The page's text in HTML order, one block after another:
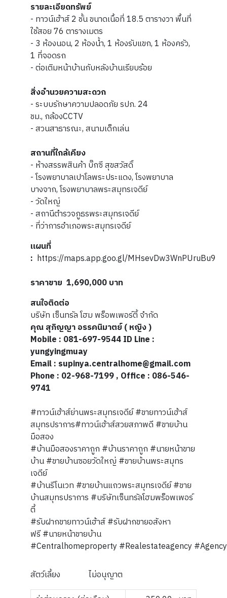
รายละเอียดทรัพย์
- ทาวน์เฮ้าส์ 2 ชั้น ขนาดเนื้อที่ 18.5 ตารางวา พื้นที่
ใช้สอย 76 ตารางเมตร
- 3 ห้องนอน, 2 ห้องน้ำ, 1 ห้องรับแขก, 1 ห้องครัว,
1 ที่จอดรถ
- ต่อเติมหน้าบ้านกับหลังบ้านเรียบร้อย
สิ่งอำนวยความสะดวก
- ระบบรักษาความปลอดภัย รปภ. 24
ชม., กล้องCCTV
- สวนสาธารณะ, สนามเด็กเล่น
สถานที่ใกล้เคียง
- ห้างสรรพสินค้า บิ๊กซี สุขสวัสดิ์
- โรงพยาบาลเปาโลพระประแดง, โรงพยาบาล
บางจาก, โรงพยาบาลพระสมุทรเจดีย์
- วัดใหญ่
- สถานีตำรวจภูธรพระสมุทรเจดีย์
- ที่ว่าการอำเภอพระสมุทรเจดีย์
แผนที่
: https://maps.app.goo.gl/MHsevDw3WnPUruBu9
ราคาขาย 1,690,000 บาท
สนใจติดต่อ
บริษัท เซ็นทรัล โฮม พร็อพเพอร์ตี้ จำกัด
คุณ สุภิญญา อรรคนิมาตย์ ( หญิง )
Mobile : 081-697-9544 ID Line :
yungyingmuay
Email : supinya.centralhome@gmail.com
Phone : 02-968-7199 , Office : 086-546-
9741
#ทาวน์เฮ้าส์ย่านพระสมุทรเจดีย์ #ขายทาวน์เฮ้าส์
สมุทรปราการ#ทาวน์เฮ้าส์สวยสภาพดี #ขายบ้าน
มือสอง
#บ้านมือสองราคาถูก #บ้านราคาถูก #นายหน้าขาย
บ้าน #ขายบ้านซอยวัดใหญ่ #ขายบ้านพระสมุทร
เจดีย์
#บ้านรีโนเวท #ขายบ้านแถวพระสมุทรเจดีย์ #ขาย
บ้านสมุทรปราการ #บริษัทเซ็นทรัลโฮมพร็อพเพอร์
ตี้
#รับฝากขายทาวน์เฮ้าส์ #รับฝากขายอสังหา
ฟรี #นายหน้าขายบ้าน
#Centralhomeproperty #Realestateagency
สัตว์เลี้ยง
ไม่อนุญาต